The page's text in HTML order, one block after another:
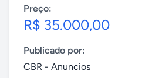
Preço:
R$ 35.000,00
Publicado por:
CBR - Anuncios